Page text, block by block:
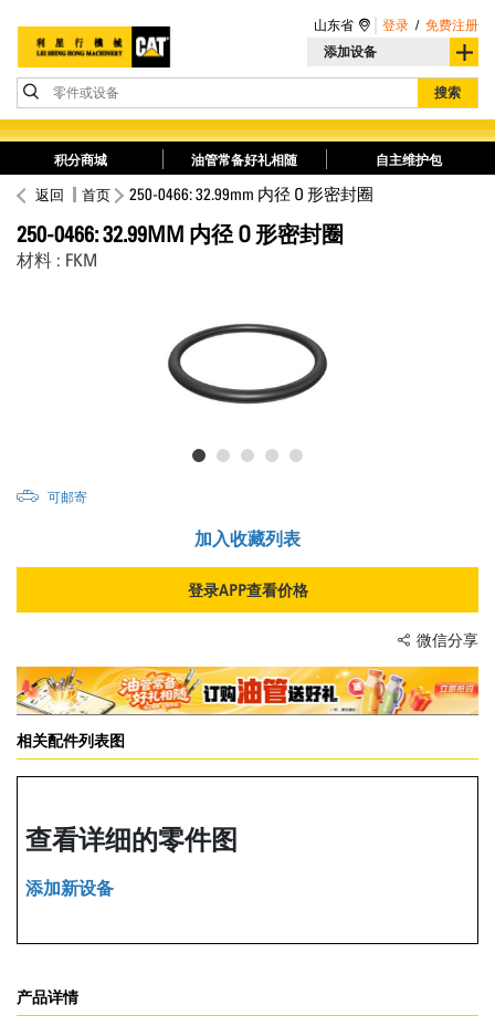
添加设备
零件或设备 搜索
山东省 登录 / 免费注册
积分商城 油管常备好礼相随 自主维护包
返回 首页 250-0466: 32.99mm 内径 O 形密封圈
250-0466: 32.99MM 内径 O 形密封圈
材料 : FKM
可邮寄
加入收藏列表
登录APP查看价格
微信分享
相关配件列表图
查看详细的零件图
添加新设备
产品详情